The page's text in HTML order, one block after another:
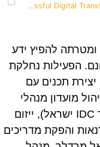
The Missing Piece to a Successful Digital Transformation
פעילות ERP.ORG החלה בשנת 2005 ומטרתה להפיץ ידע
הפעילות נחלקת
תכנים עם
מועדון מנהלי
מערכות מידע (ביחד עם חברת המחקר IDC ישראל), ייזום
והפקת מדריכים